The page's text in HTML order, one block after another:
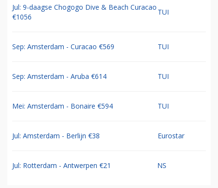
Jul: 9-daagse Chogogo Dive & Beach Curacao
€1056
TUI
Sep: Amsterdam - Curacao €569 TUI
Sep: Amsterdam - Aruba €614 TUI
Mei: Amsterdam - Bonaire €594 TUI
Jul: Amsterdam - Berlijn €38 Eurostar
Jul: Rotterdam - Antwerpen €21 NS